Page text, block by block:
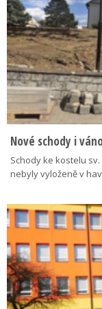
Nové schody i
Schody ke kostelu
nebyly vyloženě v